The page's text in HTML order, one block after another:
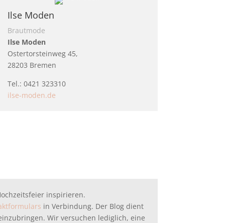
Ilse Moden
Brautmode
Ilse Moden
Ostertorsteinweg 45,
28203 Bremen
Tel.: 0421 323310
ilse-moden.de
inspirieren.
in Verbindung. Der Blog dient
Wir versuchen lediglich, eine